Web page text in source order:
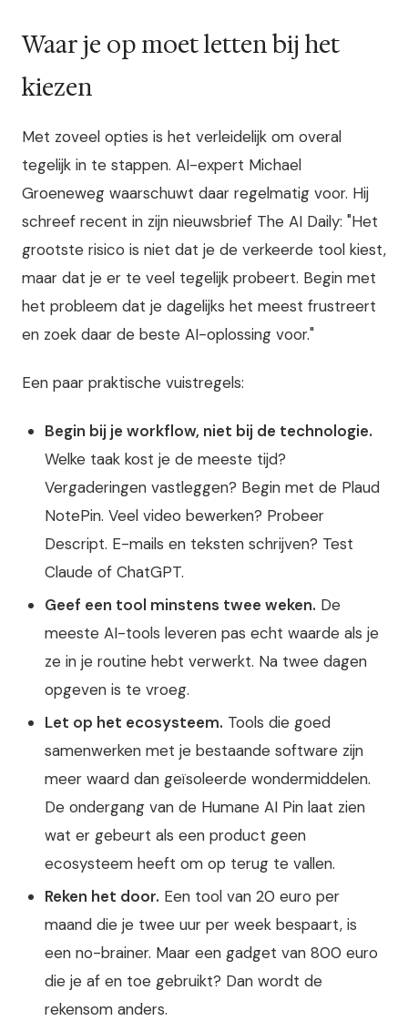
Waar je op moet letten bij het
kiezen
Met zoveel opties is het verleidelijk om overal
tegelijk in te stappen. AI-expert Michael
Groeneweg waarschuwt daar regelmatig voor. Hij
schreef recent in zijn nieuwsbrief The AI Daily: "Het
grootste risico is niet dat je de verkeerde tool kiest,
maar dat je er te veel tegelijk probeert. Begin met
het probleem dat je dagelijks het meest frustreert
en zoek daar de beste AI-oplossing voor."
Een paar praktische vuistregels:
Begin bij je workflow, niet bij de technologie.
Welke taak kost je de meeste tijd?
Vergaderingen vastleggen? Begin met de Plaud
NotePin. Veel video bewerken? Probeer
Descript. E-mails en teksten schrijven? Test
Claude of ChatGPT.
Geef een tool minstens twee weken. De
meeste AI-tools leveren pas echt waarde als je
ze in je routine hebt verwerkt. Na twee dagen
opgeven is te vroeg.
Let op het ecosysteem. Tools die goed
samenwerken met je bestaande software zijn
meer waard dan geïsoleerde wondermiddelen.
De ondergang van de Humane AI Pin laat zien
wat er gebeurt als een product geen
ecosysteem heeft om op terug te vallen.
Reken het door. Een tool van 20 euro per
maand die je twee uur per week bespaart, is
een no-brainer. Maar een gadget van 800 euro
die je af en toe gebruikt? Dan wordt de
rekensom anders.